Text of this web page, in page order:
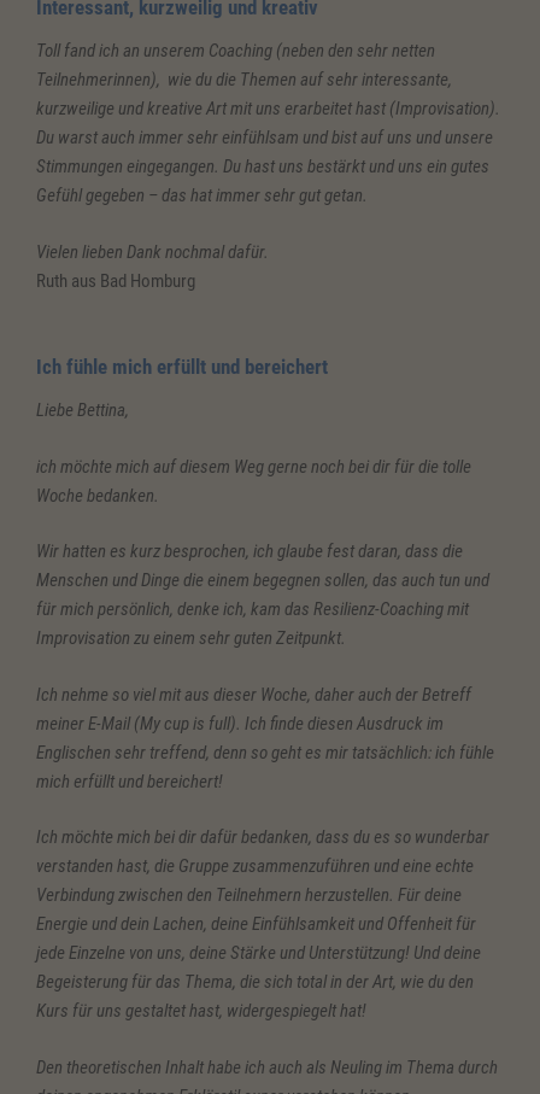
Interessant, kurzweilig und kreativ
Toll fand ich an unserem Coaching (neben den sehr netten
Teilnehmerinnen), wie du die Themen auf sehr interessante,
kurzweilige und kreative Art mit uns erarbeitet hast (Improvisation).
Du warst auch immer sehr einfühlsam und bist auf uns und unsere
Stimmungen eingegangen. Du hast uns bestärkt und uns ein gutes
Gefühl gegeben – das hat immer sehr gut getan.
Vielen lieben Dank nochmal dafür.
Ruth aus Bad Homburg
Ich fühle mich erfüllt und bereichert
Liebe Bettina,
ich möchte mich auf diesem Weg gerne noch bei dir für die tolle
Woche bedanken.
Wir hatten es kurz besprochen, ich glaube fest daran, dass die
Menschen und Dinge die einem begegnen sollen, das auch tun und
für mich persönlich, denke ich, kam das Resilienz-Coaching mit
Improvisation zu einem sehr guten Zeitpunkt.
Ich nehme so viel mit aus dieser Woche, daher auch der Betreff
meiner E-Mail (My cup is full). Ich finde diesen Ausdruck im
Englischen sehr treffend, denn so geht es mir tatsächlich: ich fühle
mich erfüllt und bereichert!
Ich möchte mich bei dir dafür bedanken, dass du es so wunderbar
verstanden hast, die Gruppe zusammenzuführen und eine echte
Verbindung zwischen den Teilnehmern herzustellen. Für deine
Energie und dein Lachen, deine Einfühlsamkeit und Offenheit für
jede Einzelne von uns, deine Stärke und Unterstützung! Und deine
Begeisterung für das Thema, die sich total in der Art, wie du den
Kurs für uns gestaltet hast, widergespiegelt hat!
Den theoretischen Inhalt habe ich auch als Neuling im Thema durch